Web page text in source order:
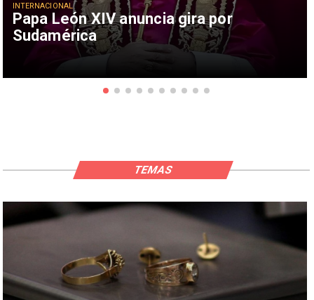
Papa León XIV anuncia gira por
Sudamérica
INTERNACIONAL
TEMAS